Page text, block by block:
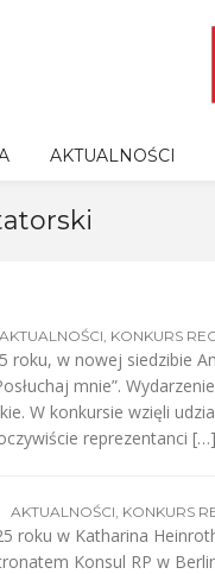
AKTUALNOŚCI
AKTUALNOŚCI, KONKURS
roku, w nowej siedzibie
mnie”.
W konkursie wzięli
reprezentanci […]
AKTUALNOŚCI, KONKURS
roku w Katharina
Konsul RP w